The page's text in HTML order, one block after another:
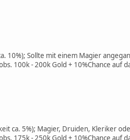
10%); Sollte mit einem Magier
100k - 200k Gold + 10%Chance auf
ca. 5%); Magier, Druiden, Kleriker
175k - 250k Gold + 10%Chance auf